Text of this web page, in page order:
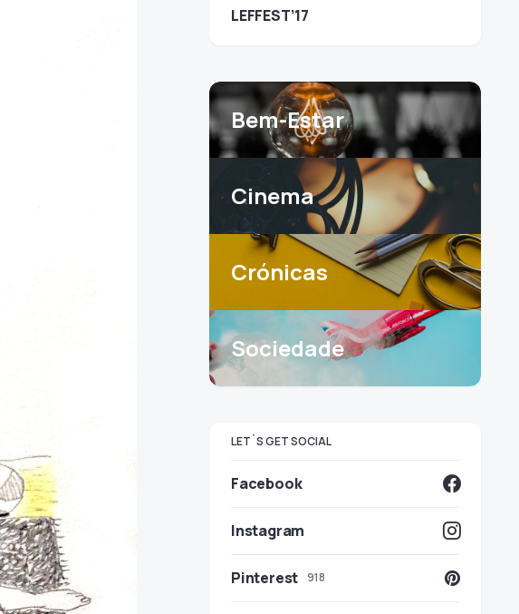
LEFFEST’17
Bem-Estar
Cinema
Crónicas
Sociedade
LET`S GET SOCIAL
Facebook
Instagram
Pinterest 918